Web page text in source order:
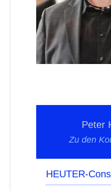
Peter
Zu den
HEUTER-